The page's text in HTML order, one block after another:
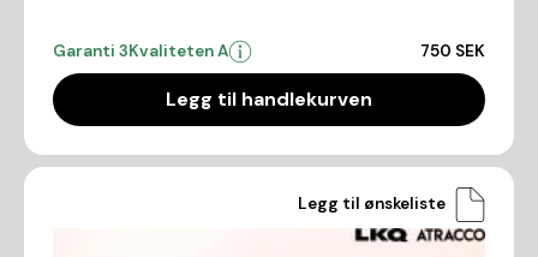
Garanti 3Kvaliteten A 750 SEK
Legg til handlekurven
Legg til ønskeliste